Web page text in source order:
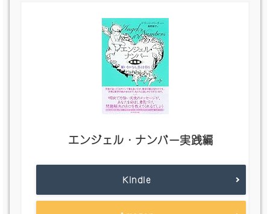
エンジェル・ナンバー実践編
Kindle